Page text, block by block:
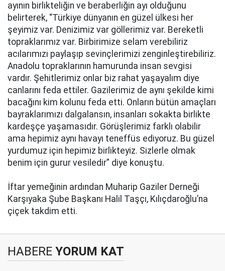
ayının birlikteliğin ve beraberliğin ayı olduğunu
belirterek, “Türkiye dünyanın en güzel ülkesi her
şeyimiz var. Denizimiz var göllerimiz var. Bereketli
topraklarımız var. Birbirimize selam verebiliriz
acılarımızı paylaşıp sevinçlerimizi zenginleştirebiliriz.
Anadolu topraklarının hamurunda insan sevgisi
vardır. Şehitlerimiz onlar biz rahat yaşayalım diye
canlarını feda ettiler. Gazilerimiz de aynı şekilde kimi
bacağını kim kolunu feda etti. Onların bütün amaçları
bayraklarımızı dalgalansın, insanları sokakta birlikte
kardeşçe yaşamasıdır. Görüşlerimiz farklı olabilir
ama hepimiz aynı havayı teneffüs ediyoruz. Bu güzel
yurdumuz için hepimiz birlikteyiz. Sizlerle olmak
benim için gurur vesiledir” diye konuştu.
İftar yemeğinin ardından Muharip Gaziler Derneği
Karşıyaka Şube Başkanı Halil Taşçı, Kılıçdaroğlu’na
çiçek takdim etti.
HABERE YORUM KAT